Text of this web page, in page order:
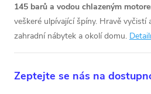
145 barů a vodou chlazeným
veškeré ulpívající špíny. Hravě vyčistí
zahradní nábytek a okolí domu.
Zeptejte se nás na